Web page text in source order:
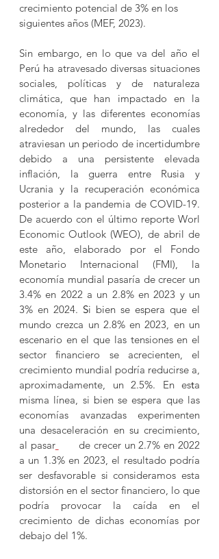
crecimiento potencial de 3% en los
siguientes años ​(MEF, 2023)​.
Sin embargo, en lo que va del año el
Perú ha atravesado diversas situaciones
sociales, políticas y de naturaleza
climática, que han impactado en la
economía, y las diferentes economías
alrededor del mundo, las cuales
atraviesan un periodo de incertidumbre
debido a una persistente elevada
inflación, la guerra entre Rusia y
Ucrania y la recuperación económica
posterior a la pandemia de COVID-19.
De acuerdo con el último reporte Worl
Economic Outlook (WEO), de abril de
este año, elaborado por el Fondo
Monetario Internacional (FMI), la
economía mundial pasaría de crecer un
3.4% en 2022 a un 2.8% en 2023 y un
3% en 2024. Si bien se espera que el
mundo crezca un 2.8% en 2023, en un
escenario en el que las tensiones en el
sector financiero se acrecienten, el
crecimiento mundial podría reducirse a,
aproximadamente, un 2.5%. En esta
misma línea, si bien se espera que las
economías avanzadas experimenten
una desaceleración en su crecimiento,
al pasar
de crecer un 2.7% en 2022
a un 1.3% en 2023, el resultado podría
ser desfavorable si consideramos esta
distorsión en el sector financiero, lo que
podría provocar la caída en el
crecimiento de dichas economías por
debajo del 1%.